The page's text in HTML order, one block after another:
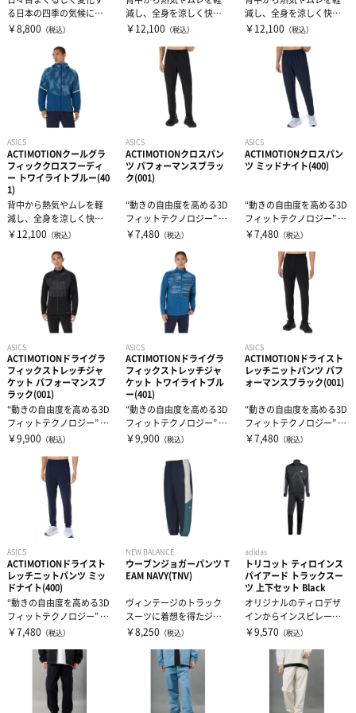
補給食
プロテイン
その他サプリメント
グッズ・アクセサリー
腰用サポーター
ひざ用サポーター
足首用サポーター
その他サポーター
伸縮テープ
アンダーラップ
その他テーピンググッズ
トレーニング用品
スポーツアパレル
半袖シャツ
長袖シャツ
ソックス
トレーニングジャージ
スウェット
ウィンドブレーカー・ピステ
コート
レディース＆ジュニア
リカバリーウェア
その他グッズ
サンダル
インソール
シューレース
タオル
リストバンド・ヘアバンド
その他
THE PERSON SELECT
ウエイトトレーニング
自体重トレーニング
バランストレーニング
有酸素トレーニング
エクササイズマット
ケア・コンディション
る日本の四季の気候に対
して最適な快適性を提供
￥8,800 （税込）
減し、全身を涼しく快適
性を提供 BACKCOOL構造
￥12,100 （税込）
減し、全身を涼しく快適
性を提供 BACKCOOL構造
￥12,100 （税込）
ASICS
ACTIMOTIONクールグラ
フィッククロスフーディ
ー トワイライトブルー(40
1)
背中から熱気やムレを軽
減し、全身を涼しく快適
性を提供 BACKCOOL構造
￥12,100 （税込）
ASICS
ACTIMOTIONクロスパン
ツ パフォーマンスブラッ
ク(001)
“動きの自由度を高める3D
フィットテクノロジー” AC
TIMOTION採用クロス...
￥7,480 （税込）
ASICS
ACTIMOTIONクロスパン
ツ ミッドナイト(400)
“動きの自由度を高める3D
フィットテクノロジー” AC
TIMOTION採用クロス...
￥7,480 （税込）
ASICS
ACTIMOTIONドライグラ
フィックストレッチジャ
ケット パフォーマンスブ
ラック(001)
“動きの自由度を高める3D
フィットテクノロジー” AC
TIMOTION採用ジャケ...
￥9,900 （税込）
ASICS
ACTIMOTIONドライグラ
フィックストレッチジャ
ケット トワイライトブル
ー(401)
“動きの自由度を高める3D
フィットテクノロジー” AC
TIMOTION採用ジャケ...
￥9,900 （税込）
ASICS
ACTIMOTIONドライスト
レッチニットパンツ パフ
ォーマンスブラック(001)
“動きの自由度を高める3D
フィットテクノロジー” AC
TIMOTION採用パンツ...
￥7,480 （税込）
ASICS
ACTIMOTIONドライスト
レッチニットパンツ ミッ
ドナイト(400)
“動きの自由度を高める3D
フィットテクノロジー” AC
TIMOTION採用パンツ...
￥7,480 （税込）
NEW BALANCE
ウーブンジョガーパンツ T
EAM NAVY(TNV)
ヴィンテージのトラック
スーツに着想を得たジョ
ガーパンツです。大胆な
￥8,250 （税込）
adidas
トリコット ティロインス
パイアード トラックスー
ツ 上下セット Black
オリジナルのティロデザ
インからインスピレーシ
ョンを得て、アスレチッ
￥9,570 （税込）